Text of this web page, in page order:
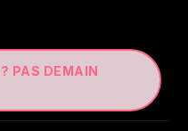
PAS DEMAIN